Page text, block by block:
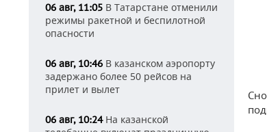
06 авг, 11:05 В Татарстане отменили
режимы ракетной и беспилотной
опасности
06 авг, 10:46 В казанском аэропорту
задержано более 50 рейсов на
прилет и вылет
06 авг, 10:24На казанской